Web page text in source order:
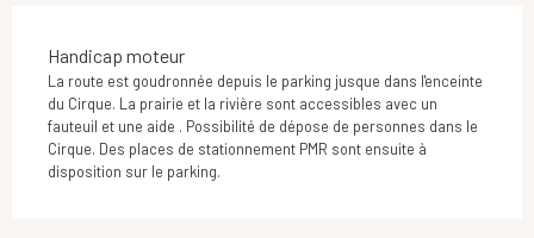
Handicap moteur
La route est goudronnée depuis le parking jusque dans l'enceinte
du Cirque. La prairie et la rivière sont accessibles avec un
fauteuil et une aide . Possibilité de dépose de personnes dans le
Cirque. Des places de stationnement PMR sont ensuite à
disposition sur le parking.